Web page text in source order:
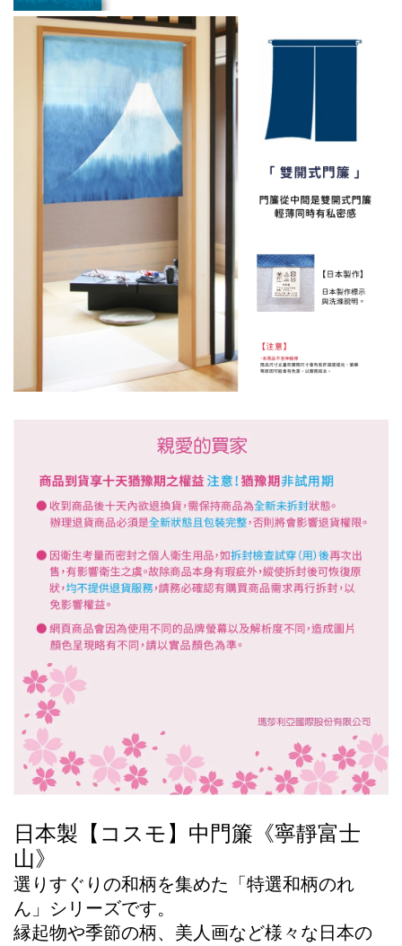
日本製【コスモ】中門簾《寧靜富士
山》
選りすぐりの和柄を集めた「特選和柄のれ
ん」シリーズです。
縁起物や季節の柄、美人画など様 々 な日本の